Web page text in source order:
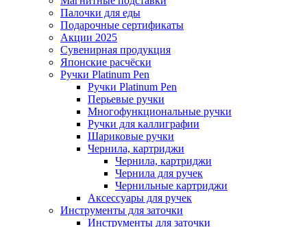
Палочки для еды
Подарочные сертификаты
Акции 2025
Сувенирная продукция
Японские расчёски
Ручки Platinum Pen
Ручки Platinum Pen
Перьевые ручки
Многофункциональные ручки
Ручки для каллиграфии
Шариковые ручки
Чернила, картриджи
Чернила, картриджи
Чернила для ручек
Чернильные картриджи
Аксессуары для ручек
Инструменты для заточки
Инструменты для заточки